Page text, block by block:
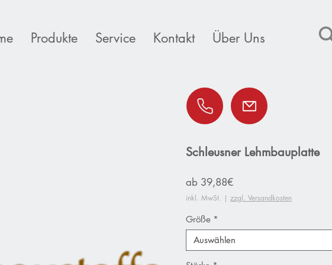
Produkte Service Kontakt Über Uns
Schleusner Lehmbauplatte
ab 39,88€Sale-
Preis
inkl. MwSt. | zzgl. Versandkosten
Größe *
Auswählen